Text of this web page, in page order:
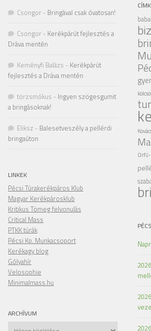
Orfű-
Csongor - Bringával csak óvatosan!
Csongor - Kerékpárút fejlesztés a
Dráva mentén
Keményfi Balázs - Kerékpárút
fejlesztés a Dráva mentén
törzsmókus - Ingyen szögesgumit
a bringásoknak!
Eliksz - Balesetveszély a pellérdi
bringaúton
LINKEK
Pécsi Túrakerékpáros Klub
Magyar Kerékpárosklub
Kritikus Tömeg felvonulás
Critical Mass
PTKK túrák
Pécsi Kp. Munkacsoport
Kerékagy blog
Gólyahír
Velosophie
Minimalmass.hu
ARCHÍVUM
Archívum